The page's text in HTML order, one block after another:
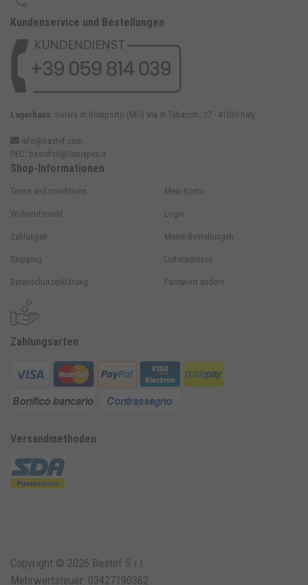
Kundenservice und Bestellungen
Lagerhaus: Solara di Bomporto (MO) Via W.Tabacchi, 37 - 41030 Italy
info@bastef.com
PEC: bastefsrl@lamiapec.it
Zahlungsarten
Versandmethoden
Shop-Informationen
Terms and conditions
Widerrufsrecht
Zahlungen
Shipping
Datenschutzerklärung
Mein Konto
Login
Meine Bestellungen
Lieferadresse
Passwort ändern
Copyright © 2026 Bastef S.r.l.
Mehrwertsteuer: 03427190362